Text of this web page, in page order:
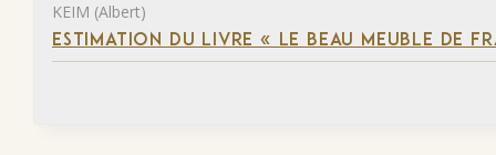
KEIM (Albert)
ESTIMATION DU LIVRE « LE BEAU MEUBLE DE